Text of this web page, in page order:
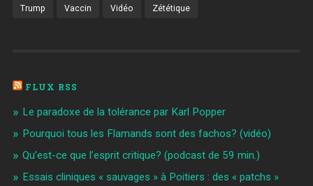
Trump Vaccin Vidéo Zététique
FLUX RSS
Le paradoxe de la tolérance par Karl Popper
Pourquoi tous les Flamands sont des fachos? (vidéo)
Qu’est-ce que l’esprit critique? (podcast de 59 min.)
Essais cliniques « sauvages » à Poitiers : des « patchs »